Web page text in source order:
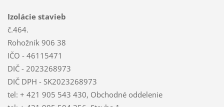
Izolácie stavieb
č.464.
Rohožník 906 38
IČO - 46115471
DIČ - 2023268973
DIČ DPH - SK2023268973
tel: + 421 905 543 430, Obchodné oddelenie